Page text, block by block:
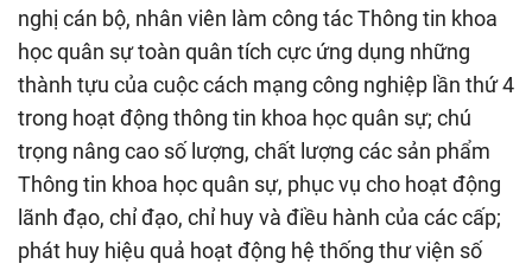
nghị cán bộ, nhân viên làm công tác Thông tin khoa
học quân sự toàn quân tích cực ứng dụng những
thành tựu của cuộc cách mạng công nghiệp lần thứ 4
trong hoạt động thông tin khoa học quân sự; chú
trọng nâng cao số lượng, chất lượng các sản phẩm
Thông tin khoa học quân sự, phục vụ cho hoạt động
lãnh đạo, chỉ đạo, chỉ huy và điều hành của các cấp;
phát huy hiệu quả hoạt động hệ thống thư viện số